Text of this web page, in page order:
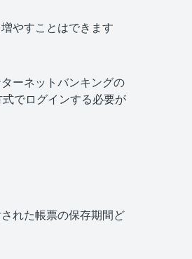
やすことはできます
ーネットバンキングの
でログインする必要が
れた帳票の保存期間ど